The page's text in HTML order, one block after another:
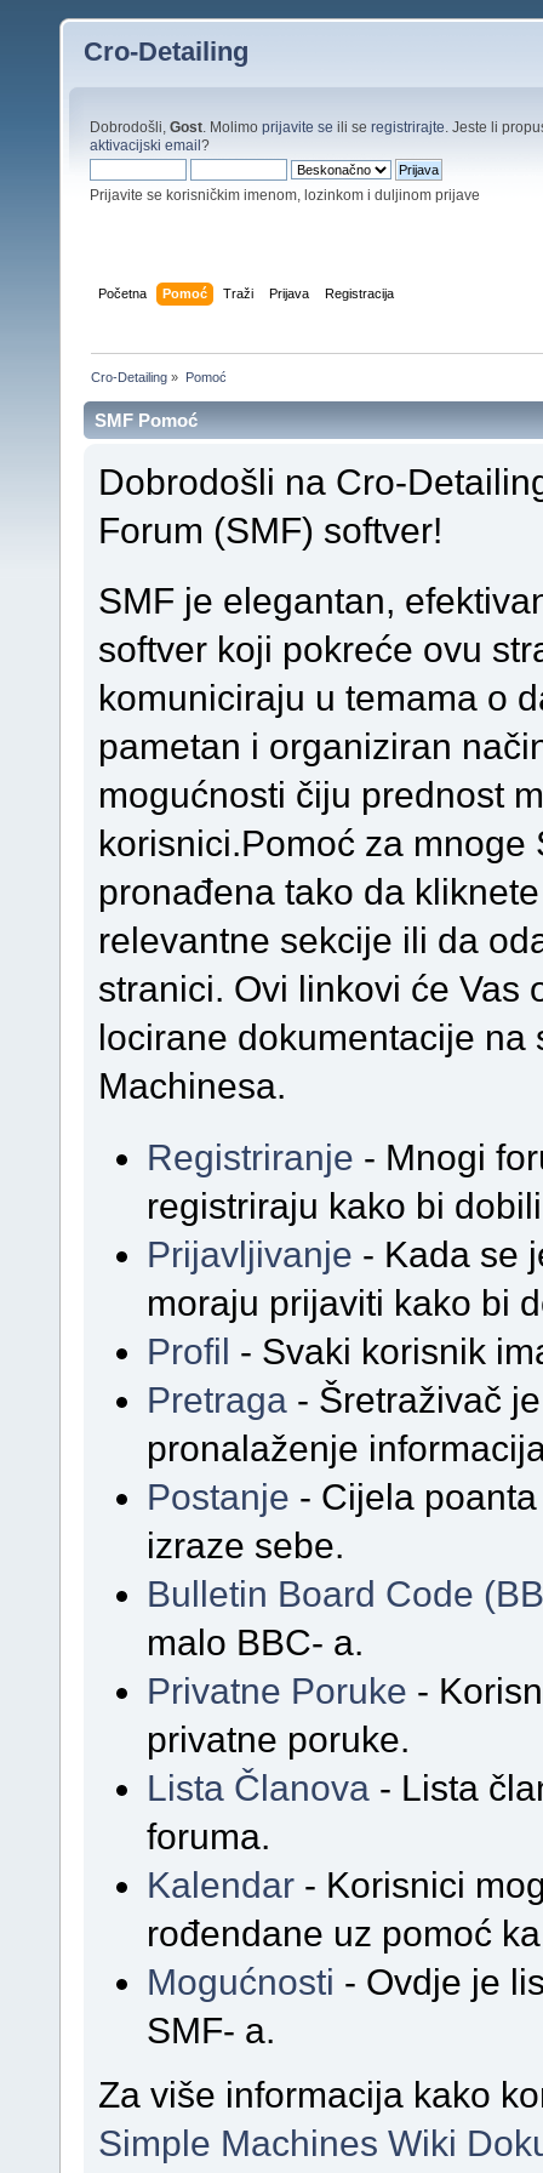
Cro-Detailing
Dobrodošli, Gost . Molimo prijavite se ili se registrirajte . Jeste li
aktivacijski email?
Prijavite se korisničkim imenom, lozinkom i duljinom prijave
Početna Pomoć Traži Prijava Registracija
Cro-Detailing » Pomoć
SMF Pomoć
Dobrodošli na Cro-
Forum (SMF) softver!
SMF je elegantan,
softver koji pokreće ovu
komuniciraju u temama o
pametan i organiziran
mogućnosti čiju prednost
korisnici.Pomoć za
pronađena tako da
relevantne sekcije ili da
stranici. Ovi linkovi će Vas
locirane dokumentacije
Machinesa.
Registriranje - Mnogi
registriraju kako bi
Prijavljivanje - Kada se
moraju prijaviti kako bi
Profil - Svaki korisnik
Pretraga - Šretraživač
pronalaženje
Postanje - Cijela
izraze sebe.
Bulletin Board Code
malo BBC- a.
Privatne Poruke -
privatne poruke.
Lista Članova - Lista
foruma.
Kalendar - Korisnici
rođendane uz pomoć
Mogućnosti - Ovdje je
SMF- a.
Za više informacija kako
Simple Machines Wiki